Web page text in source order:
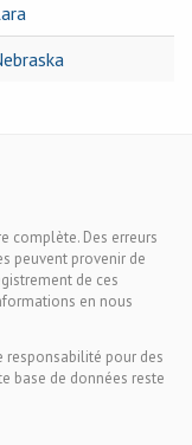
complète. Des erreurs
peuvent provenir de
de ces
en nous
responsabilité pour des
base de données reste